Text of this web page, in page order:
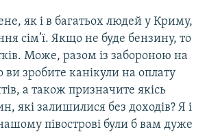
як і в багатьох людей у Криму,
сім’ї. Якщо не буде бензину, то
Може, разом із забороною на
зробите канікули на оплату
а також призначите якісь
які залишилися без доходів? Я і
півострові були б вам дуже